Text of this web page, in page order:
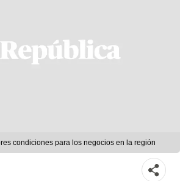
condiciones para los negocios en la región